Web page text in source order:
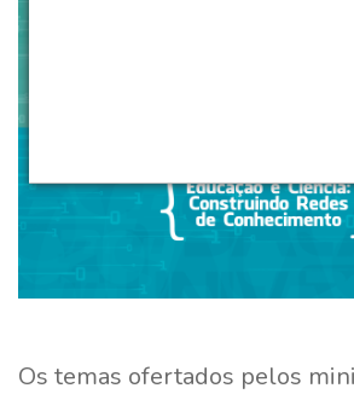
Os temas ofertados pelos